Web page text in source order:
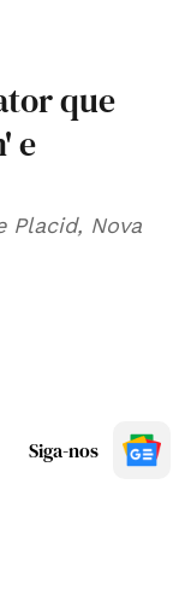
que
e
Placid, Nova
Siga-nos